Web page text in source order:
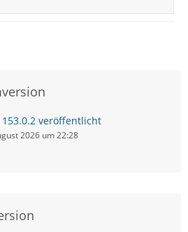
veröffentlicht
2026 um 22:28